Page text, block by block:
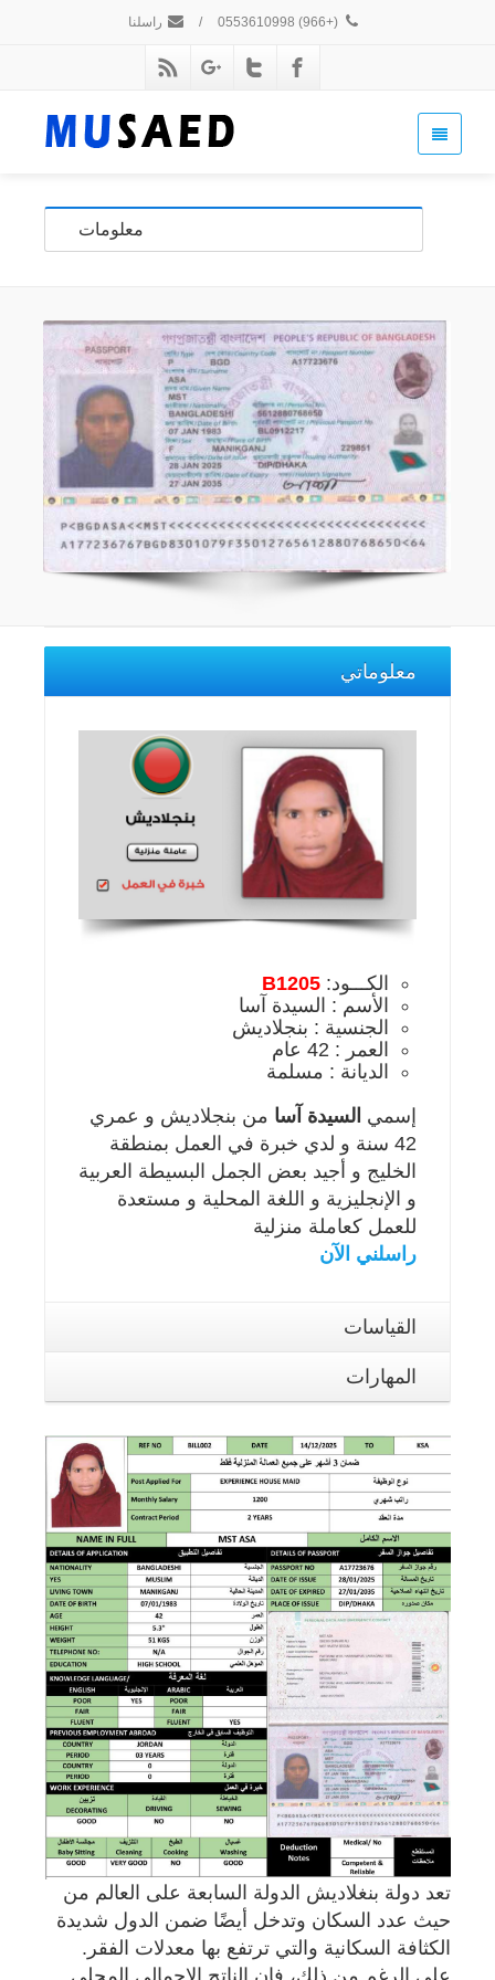
(+966) 0553610998
/ راسلنا
معلومات
معلوماتي
الكـــود: B1205
الأسم : السيدة آسا
الجنسية : بنجلاديش
العمر : 42 عام
الديانة : مسلمة
إسمي السيدة آسا من بنجلاديش و عمري
42 سنة و لدي خبرة في العمل بمنطقة
الخليج و أجيد بعض الجمل البسيطة العربية
و الإنجليزية و اللغة المحلية و مستعدة
للعمل كعاملة منزلية
راسلني الآن
القياسات
المهارات
تعد دولة بنغلاديش الدولة السابعة على العالم من
حيث عدد السكان وتدخل أيضًا ضمن الدول شديدة
الكثافة السكانية والتي ترتفع بها معدلات الفقر.